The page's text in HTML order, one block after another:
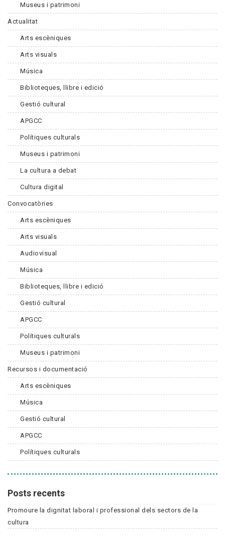
Museus i patrimoni
Actualitat
Arts escèniques
Arts visuals
Música
Biblioteques, llibre i edició
Gestió cultural
APGCC
Polítiques culturals
Museus i patrimoni
La cultura a debat
Cultura digital
Convocatòries
Arts escèniques
Arts visuals
Audiovisual
Música
Biblioteques, llibre i edició
Gestió cultural
APGCC
Polítiques culturals
Museus i patrimoni
Recursos i documentació
Arts escèniques
Música
Gestió cultural
APGCC
Polítiques culturals
Posts recents
Promoure la dignitat laboral i professional dels sectors de la
cultura